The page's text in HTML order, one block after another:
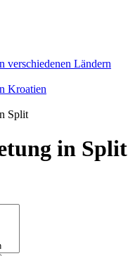
verschiedenen Ländern
Kroatien
Split
in Split